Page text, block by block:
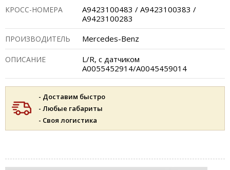
КРОСС-НОМЕРА
A9423100483 / A9423100383 /
A9423100283
ПРОИЗВОДИТЕЛЬ Mercedes-Benz
ОПИСАНИЕ
L/R, с датчиком
A0055452914/A0045459014
- Доставим быстро
- Любые габариты
- Своя логистика